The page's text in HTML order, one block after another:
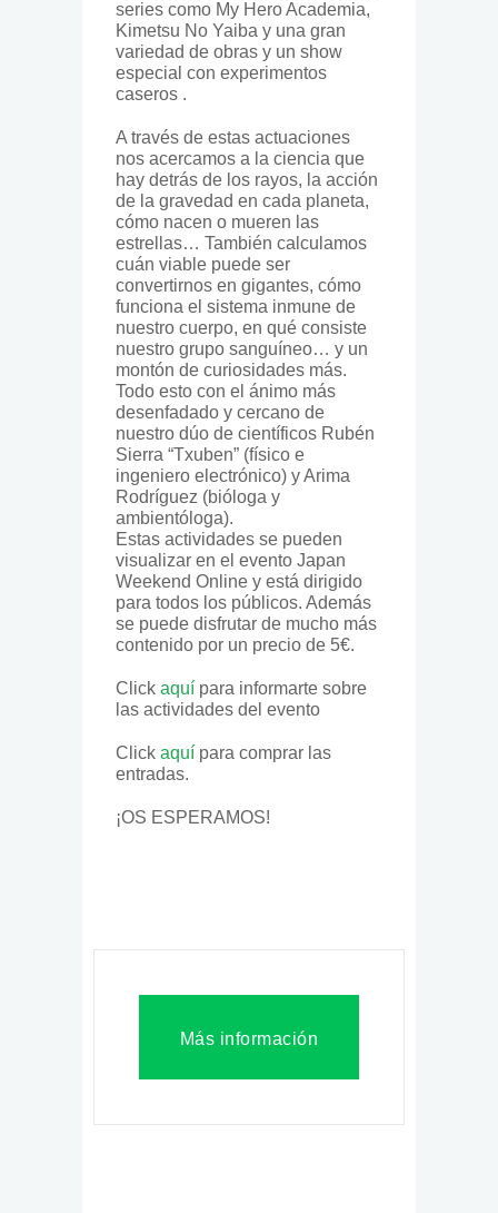
series como My Hero Academia,
Kimetsu No Yaiba y una gran
variedad de obras y un show
especial con experimentos
caseros .
A través de estas actuaciones
nos acercamos a la ciencia que
hay detrás de los rayos, la acción
de la gravedad en cada planeta,
cómo nacen o mueren las
estrellas… También calculamos
cuán viable puede ser
convertirnos en gigantes, cómo
funciona el sistema inmune de
nuestro cuerpo, en qué consiste
nuestro grupo sanguíneo… y un
montón de curiosidades más.
Todo esto con el ánimo más
desenfadado y cercano de
nuestro dúo de científicos Rubén
Sierra “Txuben” (físico e
ingeniero electrónico) y Arima
Rodríguez (bióloga y
ambientóloga).
Estas actividades se pueden
visualizar en el evento Japan
Weekend Online y está dirigido
para todos los públicos. Además
se puede disfrutar de mucho más
contenido por un precio de 5€.
Click aquí para informarte sobre
las actividades del evento
Click aquí para comprar las
entradas.
¡OS ESPERAMOS!
Más información